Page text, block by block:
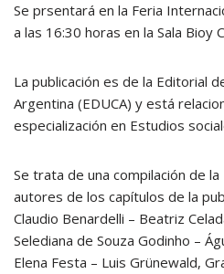
Se prsentará en la Feria
a las 16:30 horas en la Sala Bioy
La publicación es de la Editorial
Argentina (EDUCA) y está
especialización en Estudios
Se trata de una compilación de
autores de los capítulos de la
Claudio Benardelli – Beatriz
Selediana de Souza Godinho –
Elena Festa – Luis Grünewald,